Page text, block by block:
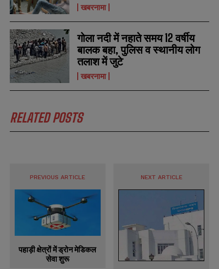
खबरनामा
गोला नदी में नहाते समय 12 वर्षीय
बालक बहा, पुलिस व स्थानीय लोग
तलाश में जुटे
खबरनामा
RELATED POSTS
PREVIOUS ARTICLE
पहाड़ी क्षेत्रों में ड्रोन मेडिकल
सेवा शुरू
NEXT ARTICLE